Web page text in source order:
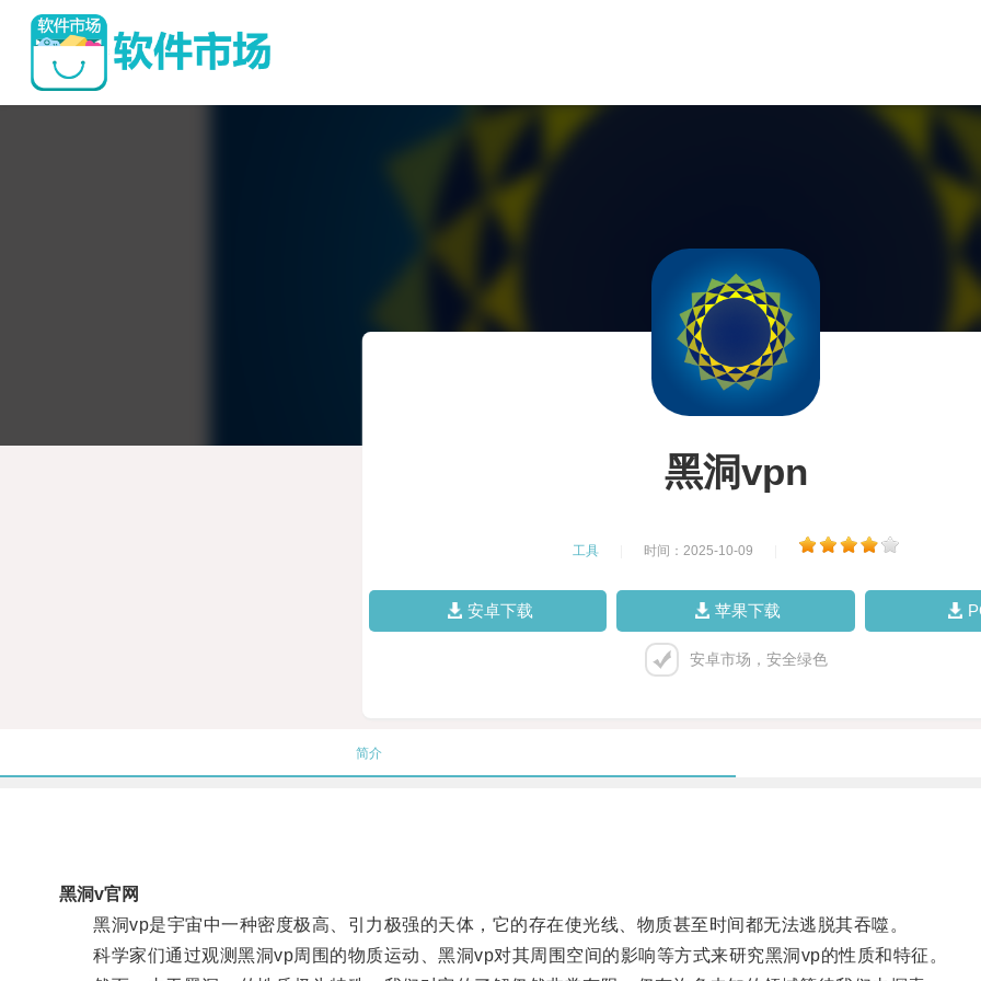
黑洞vpn
工具 时间：2025-10-09
安卓下载 苹果下载
安卓市场，安全绿色
简介
黑洞v官网
黑洞vp是宇宙中一种密度极高、引力极强的天体，它的存在使光线、物质甚至时间都无法逃脱其吞噬。
科学家们通过观测黑洞vp周围的物质运动、黑洞vp对其周围空间的影响等方式来研究黑洞vp的性质和特征。